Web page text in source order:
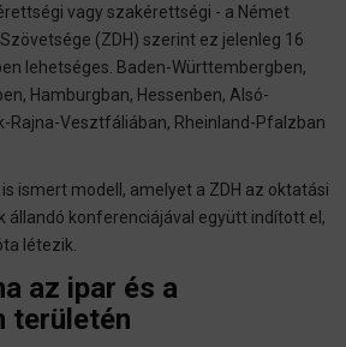
vagy szakérettségi - a Német
(ZDH) szerint ez jelenleg 16
lehetséges. Baden-Württembergben,
Hamburgban, Hessenben, Alsó-
Rajna-Vesztfáliában, Rheinland-Pfalzban
ismert modell, amelyet a ZDH az oktatási
állandó konferenciájával együtt indított el,
létezik.
az ipar és a
területén